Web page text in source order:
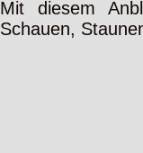
Mit diesem
Schauen,